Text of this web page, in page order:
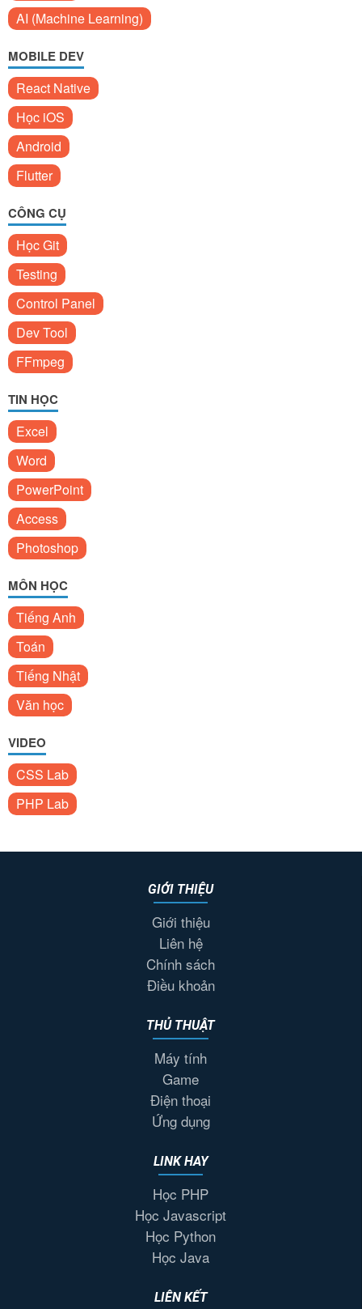
AI (Machine Learning)
MOBILE DEV
React Native
Học iOS
Android
Flutter
CÔNG CỤ
Học Git
Testing
Control Panel
Dev Tool
FFmpeg
TIN HỌC
Excel
Word
PowerPoint
Access
Photoshop
MÔN HỌC
Tiếng Anh
Toán
Tiếng Nhật
Văn học
VIDEO
CSS Lab
PHP Lab
GIỚI THIỆU
Giới thiệu
Liên hệ
Chính sách
Điều khoản
THỦ THUẬT
Máy tính
Game
Điện thoại
Ứng dụng
LINK HAY
Học PHP
Học Javascript
Học Python
Học Java
LIÊN KẾT